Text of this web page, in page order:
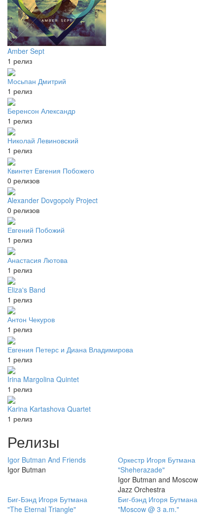
Amber Sept
1 релиз
Мосьпан Дмитрий
1 релиз
Беренсон Александр
1 релиз
Николай Левиновский
1 релиз
Квинтет Евгения Побожего
0 релизов
Alexander Dovgopoly Project
0 релизов
Евгений Побожий
1 релиз
Анастасия Лютова
1 релиз
Eliza's Band
1 релиз
Антон Чекуров
1 релиз
Евгения Петерс и Диана Владимирова
1 релиз
Irina Margolina Quintet
1 релиз
Karina Kartashova Quartet
1 релиз
Релизы
Igor Butman And Friends
Igor Butman
Оркестр Игоря Бутмана
"Sheherazade"
Igor Butman and Moscow
Jazz Orchestra
Биг-Бэнд Игоря Бутмана
"The Eternal Triangle"
Биг-бэнд Игоря Бутмана
"Moscow @ 3 a.m."